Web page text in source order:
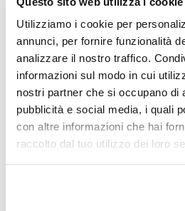
Utilizziamo i cookie per
annunci, per fornire funzionalità
analizzare il nostro traffico.
informazioni sul modo in cui
nostri partner che si occupano di
pubblicità e social media, i quali
con altre informazioni che hai
raccolto dal tuo utilizzo dei loro